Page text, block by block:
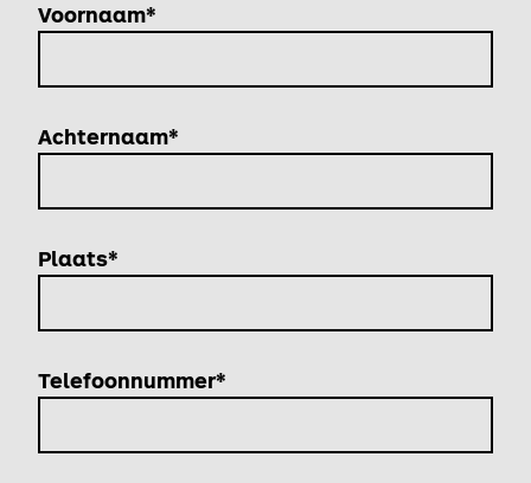
Voornaam*
Achternaam*
Plaats*
Telefoonnummer*